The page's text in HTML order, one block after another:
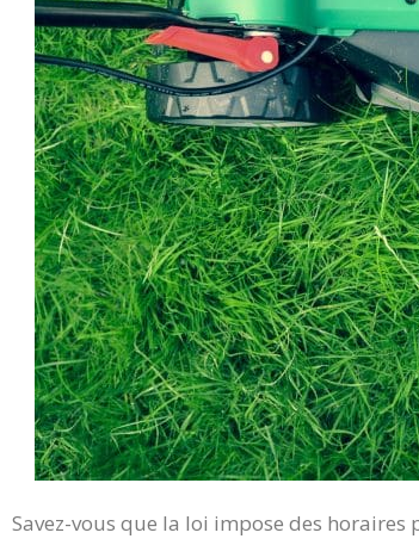
Savez-vous que la loi impose des horaires